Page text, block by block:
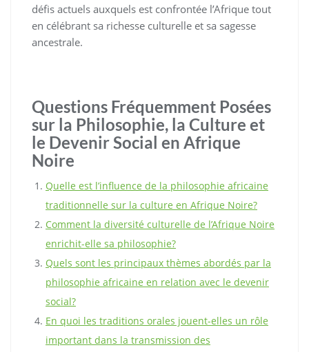
défis actuels auxquels est confrontée l’Afrique tout
en célébrant sa richesse culturelle et sa sagesse
ancestrale.
Questions Fréquemment Posées
sur la Philosophie, la Culture et
le Devenir Social en Afrique
Noire
Quelle est l’influence de la philosophie africaine
traditionnelle sur la culture en Afrique Noire?
Comment la diversité culturelle de l’Afrique Noire
enrichit-elle sa philosophie?
Quels sont les principaux thèmes abordés par la
philosophie africaine en relation avec le devenir
social?
En quoi les traditions orales jouent-elles un rôle
important dans la transmission des